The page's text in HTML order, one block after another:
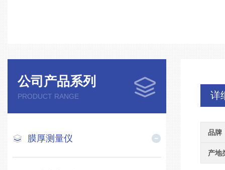
公司产品系列
PRODUCT RANGE
膜厚测量仪
详
品牌
产地